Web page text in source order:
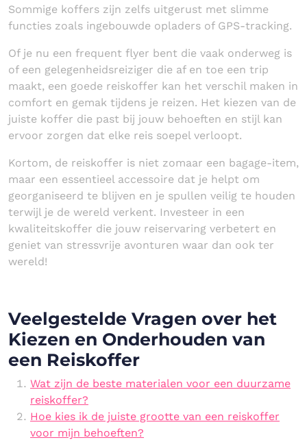
Sommige koffers zijn zelfs uitgerust met slimme
functies zoals ingebouwde opladers of GPS-tracking.
Of je nu een frequent flyer bent die vaak onderweg is
of een gelegenheidsreiziger die af en toe een trip
maakt, een goede reiskoffer kan het verschil maken in
comfort en gemak tijdens je reizen. Het kiezen van de
juiste koffer die past bij jouw behoeften en stijl kan
ervoor zorgen dat elke reis soepel verloopt.
Kortom, de reiskoffer is niet zomaar een bagage-item,
maar een essentieel accessoire dat je helpt om
georganiseerd te blijven en je spullen veilig te houden
terwijl je de wereld verkent. Investeer in een
kwaliteitskoffer die jouw reiservaring verbetert en
geniet van stressvrije avonturen waar dan ook ter
wereld!
Veelgestelde Vragen over het
Kiezen en Onderhouden van
een Reiskoffer
Wat zijn de beste materialen voor een duurzame
reiskoffer?
Hoe kies ik de juiste grootte van een reiskoffer
voor mijn behoeften?